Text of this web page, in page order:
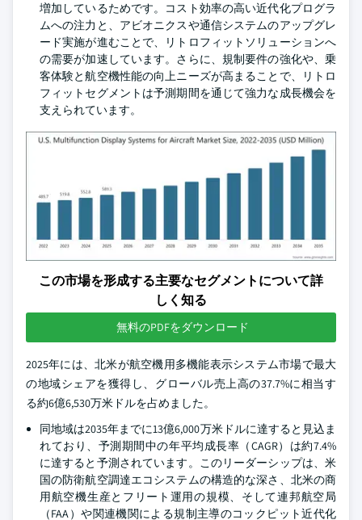
増加しているためです。コスト効率の高い近代化プログラ
ムへの注力と、アビオニクスや通信システムのアップグレ
ード実施が進むことで、リトロフィットソリューションへ
の需要が加速しています。さらに、規制要件の強化や、乗
客体験と航空機性能の向上ニーズが高まることで、リトロ
フィットセグメントは予測期間を通じて強力な成長機会を
支えられています。
この市場を形成する主要なセグメントについて詳
しく知る
無料のPDFをダウンロード
2025年には、北米が航空機用多機能表示システム市場で最大
の地域シェアを獲得し、グローバル売上高の37.7%に相当す
る約6億6,530万米ドルを占めました。
同地域は2035年までに13億6,000万米ドルに達すると見込ま
れており、予測期間中の年平均成長率（CAGR）は約7.4%
に達すると予測されています。このリーダーシップは、米
国の防衛航空調達エコシステムの構造的な深さ、北米の商
用航空機生産とフリート運用の規模、そして連邦航空局
（FAA）や関連機関による規制主導のコックピット近代化